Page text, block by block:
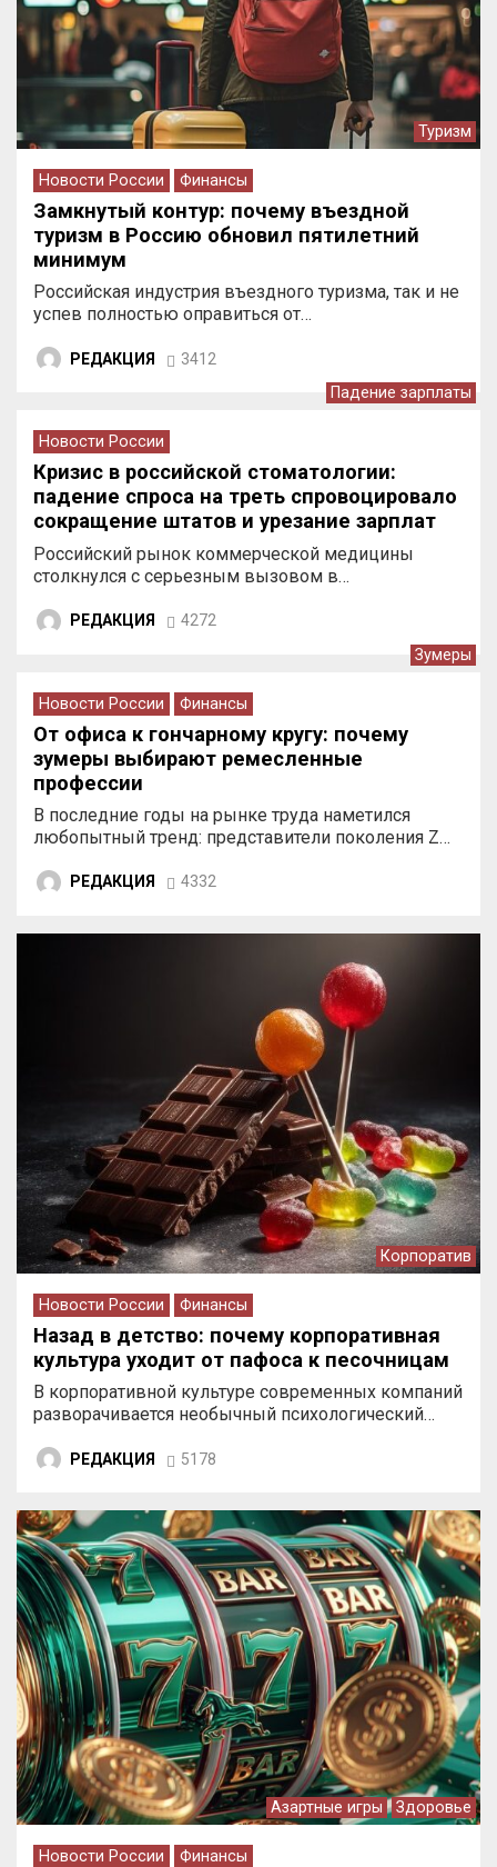
Туризм
Новости России Финансы
Замкнутый контур: почему въездной
туризм в Россию обновил пятилетний
минимум
Российская индустрия въездного туризма, так и не
успев полностью оправиться от…
РЕДАКЦИЯ 3412
Падение зарплаты
Новости России
Кризис в российской стоматологии:
падение спроса на треть спровоцировало
сокращение штатов и урезание зарплат
врачей
Российский рынок коммерческой медицины
столкнулся с серьезным вызовом в…
РЕДАКЦИЯ 4272
Зумеры
Новости России Финансы
От офиса к гончарному кругу: почему
зумеры выбирают ремесленные
профессии
В последние годы на рынке труда наметился
любопытный тренд: представители поколения Z…
РЕДАКЦИЯ 4332
Корпоратив
Новости России Финансы
Назад в детство: почему корпоративная
культура уходит от пафоса к песочницам
В корпоративной культуре современных компаний
разворачивается необычный психологический…
РЕДАКЦИЯ 5178
Азартные игры Здоровье
Новости России Финансы